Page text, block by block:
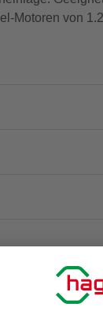
Motoren von